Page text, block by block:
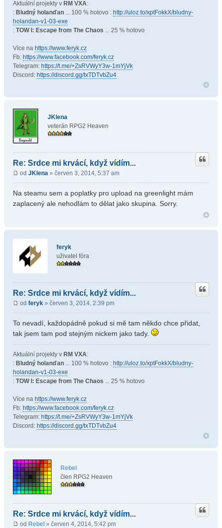
Aktuální projekty v RM VXA:
: Bludný holanďan ... 100 % hotovo : http://uloz.to/xptFokkX/bludny-
holandan-v1-03-exe
: TOW I: Escape from The Chaos ... 25 % hotovo
Více na https://www.feryk.cz
Fb: https://www.facebook.com/feryk.cz
Telegram: https://t.me/+ZsRVWyY3w-1mYjVk
Discord: https://discord.gg/txTDTvbZu4
JKlena
veterán RPG2 Heaven
Re: Srdce mi krvácí, když vídím...
od JKlena » červen 3, 2014, 5:37 am
Na steamu sem a poplatky pro upload na greenlight mám
zaplacený ale nehodlám to dělat jako skupina. Sorry.
feryk
uživatel fóra
Re: Srdce mi krvácí, když vídím...
od feryk » červen 3, 2014, 2:39 pm
To nevadí, každopádně pokud si mě tam někdo chce přidat,
tak jsem tam pod stejným nickem jako tady.
Aktuální projekty v RM VXA:
: Bludný holanďan ... 100 % hotovo : http://uloz.to/xptFokkX/bludny-
holandan-v1-03-exe
: TOW I: Escape from The Chaos ... 25 % hotovo
Více na https://www.feryk.cz
Fb: https://www.facebook.com/feryk.cz
Telegram: https://t.me/+ZsRVWyY3w-1mYjVk
Discord: https://discord.gg/txTDTvbZu4
Rebel
člen RPG2 Heaven
Re: Srdce mi krvácí, když vídím...
od Rebel » červen 4, 2014, 5:42 pm